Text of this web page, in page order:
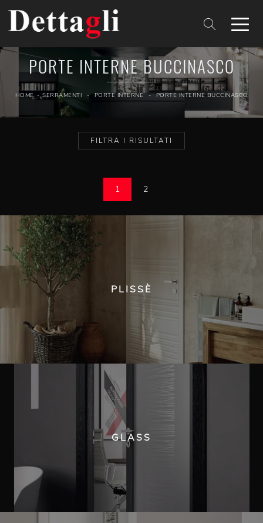
PORTE INTERNE BUCCINASCO
HOME - SERRAMENTI - PORTE INTERNE - PORTE INTERNE BUCCINASCO
FILTRA I RISULTATI
1 2
PLISSÈ
GLASS